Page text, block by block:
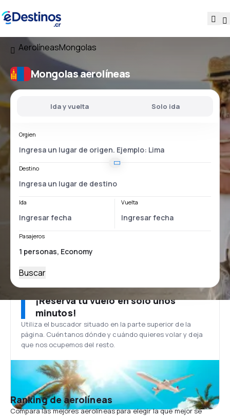
AerolíneasMongolas
Mongolas aerolíneas
Ida y vuelta Solo ida
Orgien
Destino
Ida Vuelta
Pasajeros
Buscar
¡Reserva tu vuelo en solo unos
minutos!
Utiliza el buscador situado en la parte superior de la
página. Cuéntanos dónde y cuándo quieres volar y deja
que nos ocupemos del resto.
Ranking de aerolíneas
Compara las mejores aerolíneas para elegir la que mejor se